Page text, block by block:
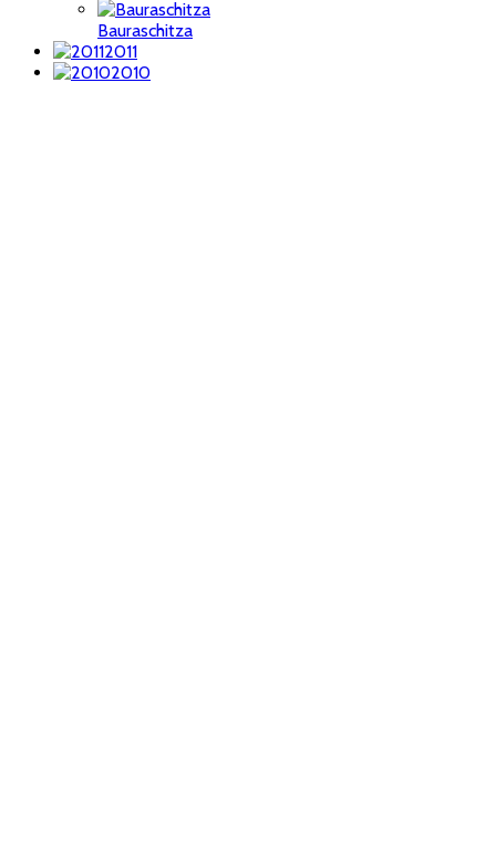
Bauraschitza
2011
2010